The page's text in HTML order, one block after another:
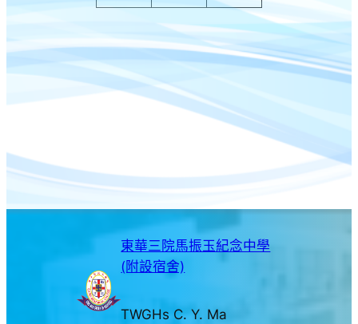
東華三院馬振玉紀念中學
(附設宿舍)
TWGHs C. Y. Ma